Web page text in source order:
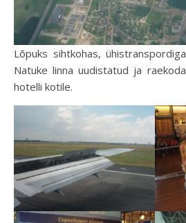
Lõpuks sihtkohas,
Natuke linna uudistatud ja
hotelli kotile.